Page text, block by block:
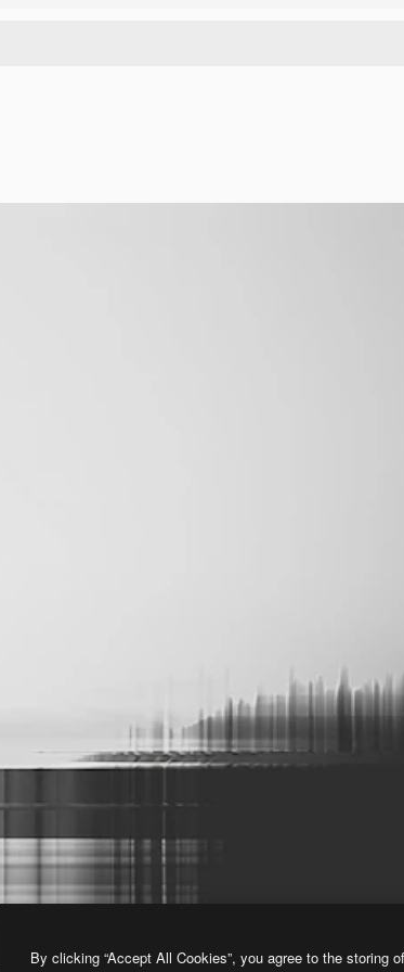
By clicking “Accept All Cookies”, you agree to the storing